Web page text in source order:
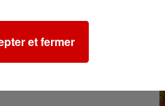
et fermer